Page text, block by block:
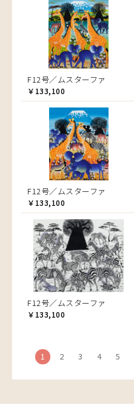
F12号／ムスターファ
￥133,100
F12号／ムスターファ
￥133,100
F12号／ムスターファ
￥133,100
1 2 3 4 5